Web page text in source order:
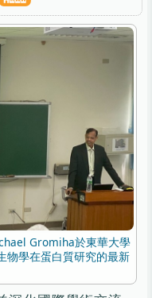
Gromiha於東華大學
物學在蛋白質研究的最新